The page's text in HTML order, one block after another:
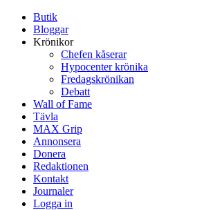
Butik
Bloggar
Krönikor
Chefen kåserar
Hypocenter krönika
Fredagskrönikan
Debatt
Wall of Fame
Tävla
MAX Grip
Annonsera
Donera
Redaktionen
Kontakt
Journaler
Logga in